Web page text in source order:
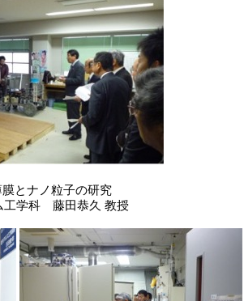
とナノ粒子の研究
学科 藤田恭久 教授